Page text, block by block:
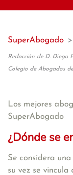
SuperAbogado >
Redacción de D. Diego
Colegio de Abogados
Los mejores
SuperAbogado
¿Dónde se
Se considera
su vez se vincula